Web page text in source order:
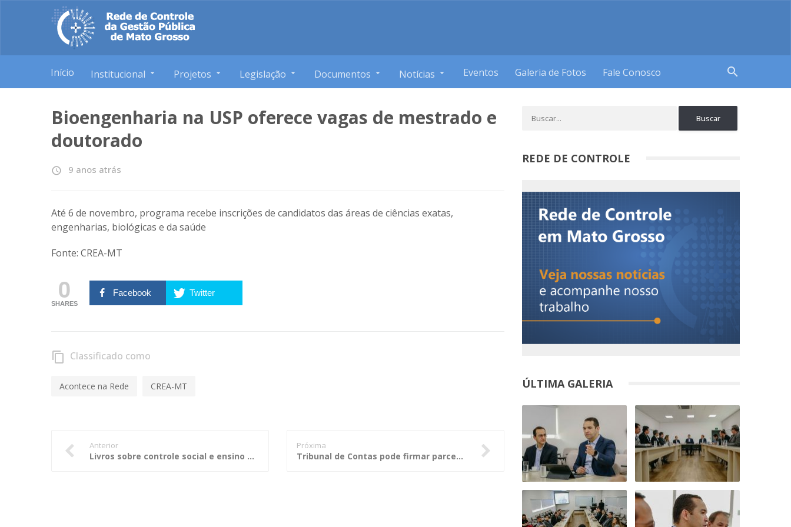
Início Institucional Projetos Legislação Documentos Notícias Eventos Galeria de Fotos Fale Conosco search
Bioengenharia na USP oferece vagas de mestrado e
doutorado
access_time 9 anos atrás
Até 6 de novembro, programa recebe inscrições de candidatos das áreas de ciências exatas,
engenharias, biológicas e da saúde
Fonte: CREA-MT
0
SHARES
Facebook Twitter
content_copy Classificado como
Acontece na Rede CREA-MT
Anterior
Livros sobre controle social e ensino a distância são lançados pelo TCE-MT
Próxima
Tribunal de Contas pode firmar parceria com a Fecomercio para campanha de contra pirataria
REDE DE CONTROLE
ÚLTIMA GALERIA